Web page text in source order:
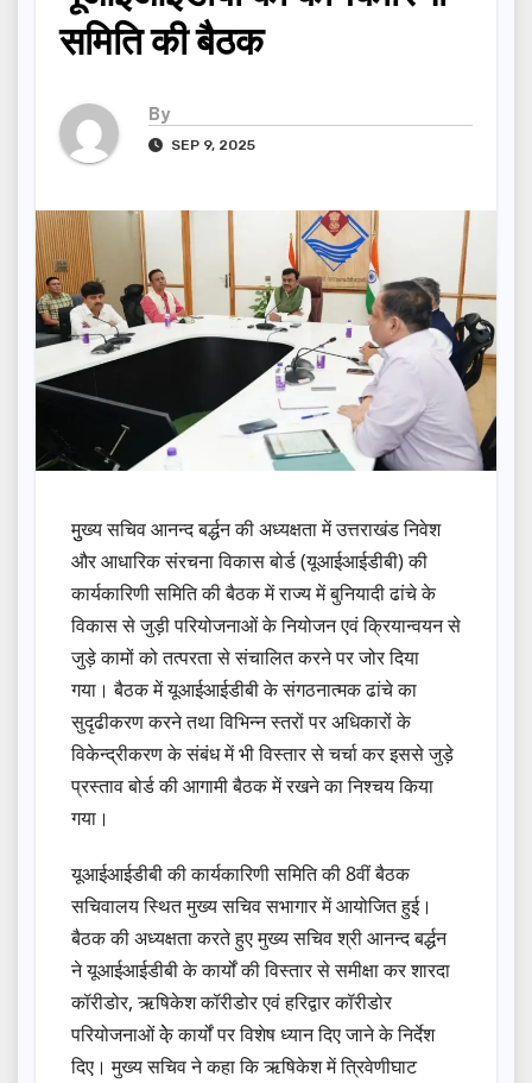
समिति की बैठक
By
SEP 9, 2025
मुुख्य सचिव आनन्द बर्द्धन की अध्यक्षता में उत्तराखंड निवेश
और आधारिक संरचना विकास बोर्ड (यूआईआईडीबी) की
कार्यकारिणी समिति की बैठक में राज्य में बुनियादी ढांचे के
विकास से जुड़ी परियोजनाओं के नियोजन एवं क्रियान्वयन से
जुड़े कामों को तत्परता से संचालित करने पर जोर दिया
गया। बैठक में यूआईआईडीबी के संगठनात्मक ढांचे का
सुदृढीकरण करने तथा विभिन्न स्तरों पर अधिकारों के
विकेन्द्रीकरण के संबंध में भी विस्तार से चर्चा कर इससे जुड़े
प्रस्ताव बोर्ड की आगामी बैठक में रखने का निश्चय किया
गया।
यूआईआईडीबी की कार्यकारिणी समिति की 8वीं बैठक
सचिवालय स्थित मुख्य सचिव सभागार में आयोजित हुई।
बैठक की अध्यक्षता करते हुए मुख्य सचिव श्री आनन्द बर्द्धन
ने यूआईआईडीबी के कार्यों की विस्तार से समीक्षा कर शारदा
कॉरीडोर, ऋषिकेश कॉरीडोर एवं हरिद्वार कॉरीडोर
परियोजनाओं के़े कार्यों पर विशेष ध्यान दिए जाने के निर्देश
दिए। मुख्य सचिव ने कहा कि ऋषिकेश में त्रिवेणीघाट